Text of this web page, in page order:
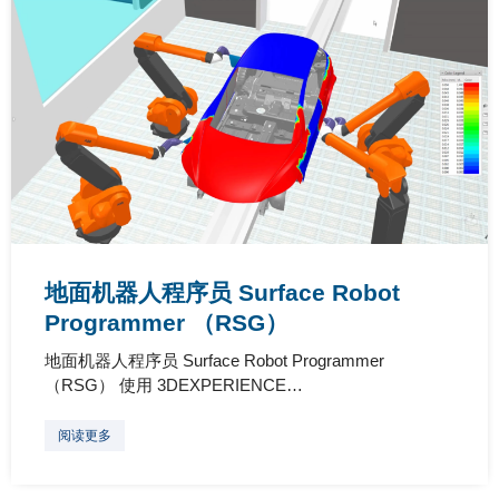
地面机器人程序员 Surface Robot
Programmer （RSG）
地面机器人程序员 Surface Robot Programmer
（RSG） 使用 3DEXPERIENCE…
阅读更多